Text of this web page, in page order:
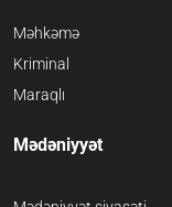
Məhkəmə
Kriminal
Maraqlı
Mədəniyyət